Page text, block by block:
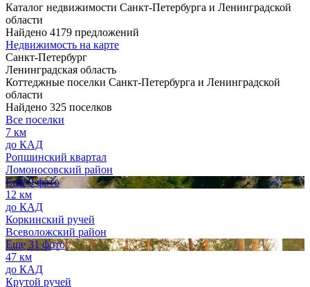
Каталог недвижимости Санкт-Петербурга и Ленинградской
области
Найдено 4179 предложений
Недвижимость на карте
Санкт-Петербург
Ленинградская область
Коттеджные поселки Санкт-Петербурга и Ленинградской
области
Найдено 325 поселков
Все поселки
7 км
до КАД
Ропшинский квартал
Ломоносовский район
Еще 9 фото
12 км
до КАД
Коркинский ручей
Всеволожский район
Еще 31 фото
47 км
до КАД
Крутой ручей